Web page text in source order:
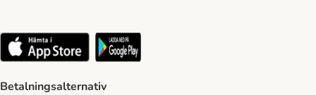
Betalningsalternativ